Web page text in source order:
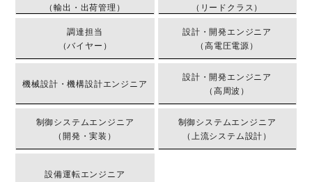
（輸出・出荷管理）
（リードクラス）
調達担当
（バイヤー）
設計・開発エンジニア
（高電圧電源）
機械設計・機構設計エンジニア
設計・開発エンジニア
（高周波）
制御システムエンジニア
（開発・実装）
制御システムエンジニア
（上流システム設計）
設備運転エンジニア